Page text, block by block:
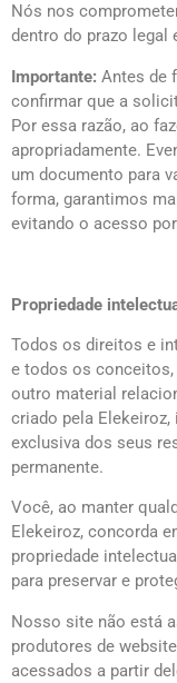
Nós nos
dentro do prazo legal
Importante: Antes de
confirmar que a
Por essa razão, ao
apropriadamente.
um documento para
forma, garantimos
evitando o acesso
Propriedade
Todos os direitos e
e todos os
outro material
criado pela
exclusiva dos seus
permanente.
Você, ao manter
Elekeiroz, concorda
propriedade
para preservar e
Nosso site não está
produtores de
acessados a partir